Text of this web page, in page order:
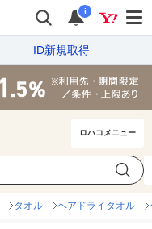
i
ID新規取得
ロハコメニュー
タオル ヘアドライタオル